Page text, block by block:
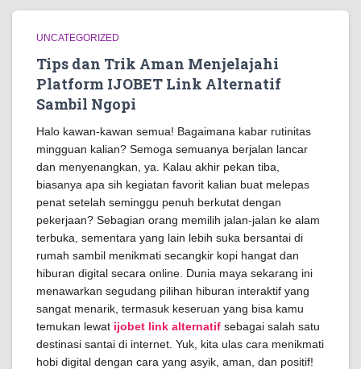
UNCATEGORIZED
Tips dan Trik Aman Menjelajahi
Platform IJOBET Link Alternatif
Sambil Ngopi
Halo kawan-kawan semua! Bagaimana kabar rutinitas
mingguan kalian? Semoga semuanya berjalan lancar
dan menyenangkan, ya. Kalau akhir pekan tiba,
biasanya apa sih kegiatan favorit kalian buat melepas
penat setelah seminggu penuh berkutat dengan
pekerjaan? Sebagian orang memilih jalan-jalan ke alam
terbuka, sementara yang lain lebih suka bersantai di
rumah sambil menikmati secangkir kopi hangat dan
hiburan digital secara online. Dunia maya sekarang ini
menawarkan segudang pilihan hiburan interaktif yang
sangat menarik, termasuk keseruan yang bisa kamu
temukan lewat ijobet link alternatif sebagai salah satu
destinasi santai di internet. Yuk, kita ulas cara menikmati
hobi digital dengan cara yang asyik, aman, dan positif!